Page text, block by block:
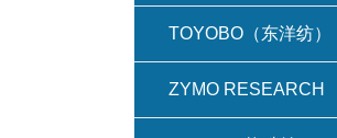
TOYOBO（东洋纺）
ZYMO RESEARCH